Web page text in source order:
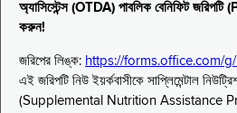
অ্যাসিস্টেন্স (OTDA) পাবলিক বেনিফিট
করুন!
জরিপের লিঙ্ক: https://forms.office.com/
এই জরিপটি নিউ ইয়র্কবাসীকে সাপ্লিমেন্টাল
(Supplemental Nutrition Assistance